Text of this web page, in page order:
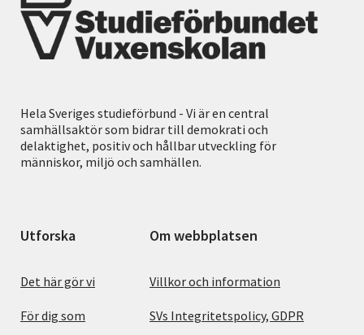
Hela Sveriges studieförbund - Vi är en central
samhällsaktör som bidrar till demokrati och
delaktighet, positiv och hållbar utveckling för
människor, miljö och samhällen.
Utforska
Det här gör vi
För dig som
Om webbplatsen
Villkor och information
SVs Integritetspolicy, GDPR